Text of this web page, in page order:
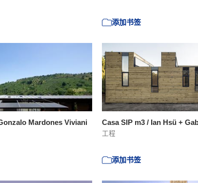
添加书签
Mardones Viviani Casa SIP m3 / Ian Hsü +
工程
添加书签